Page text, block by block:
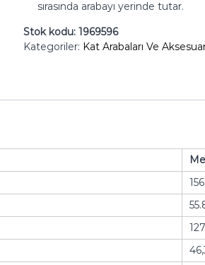
sırasında arabayı yerinde tutar.
Stok kodu: 1969596
Kategoriler: Kat Arabaları Ve